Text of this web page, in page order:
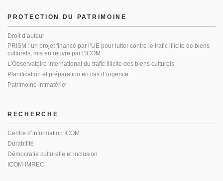
PROTECTION DU PATRIMOINE
Droit d’auteur
PRISM : un projet financé par l’UE pour lutter contre le trafic illicite de biens
culturels, mis en œuvre par l’ICOM
L’Observatoire international du trafic illicite des biens culturels
Planification et préparation en cas d’urgence
Patrimoine immatériel
RECHERCHE
Centre d’information ICOM
Durabilité
Démocratie culturelle et inclusion
ICOM-IMREC